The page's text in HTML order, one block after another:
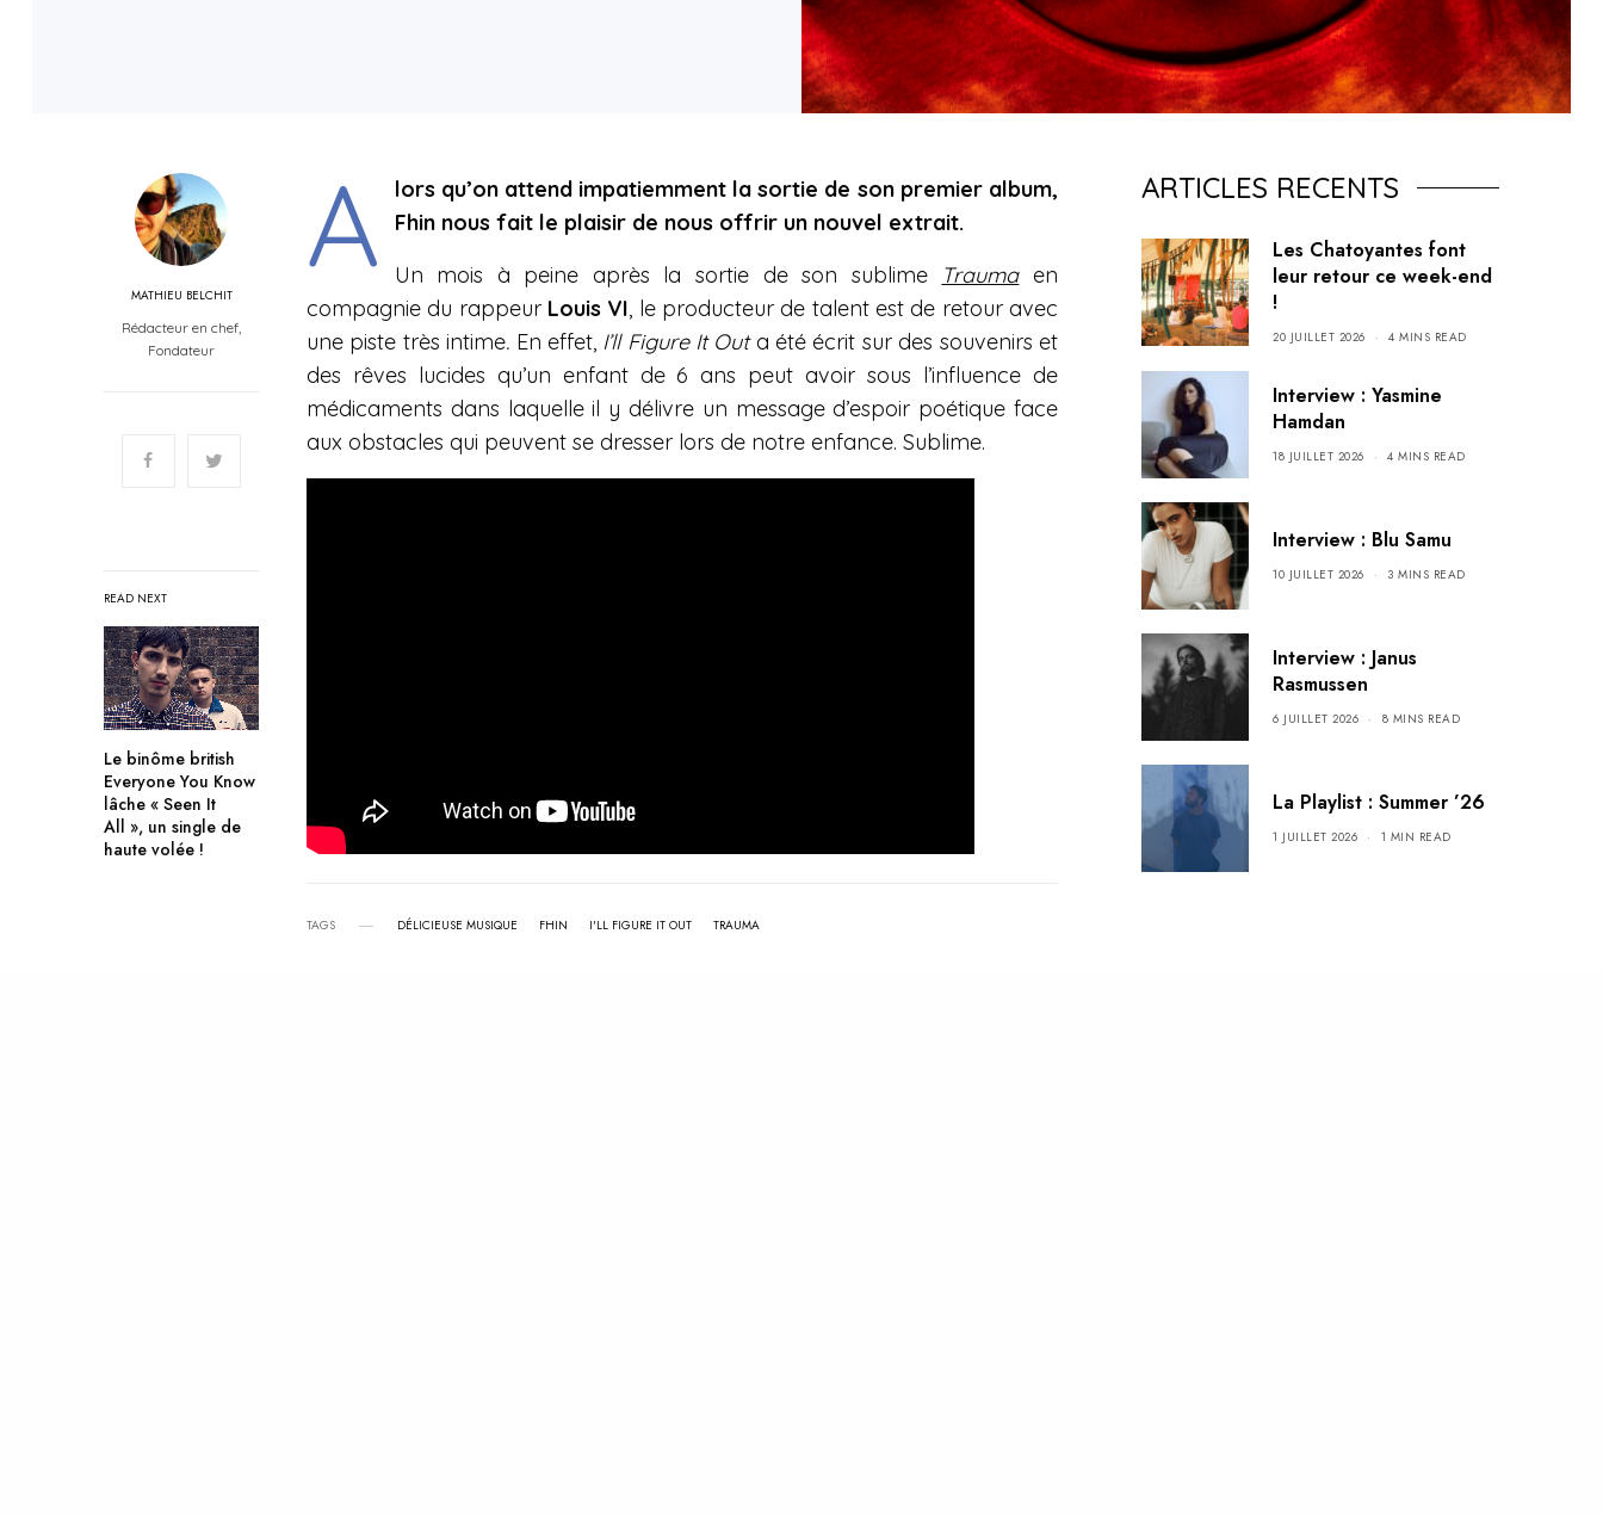
MATHIEU BELCHIT
Rédacteur en chef,
Fondateur
READ NEXT
Le binôme british
Everyone You Know
lâche « Seen It
All », un single de
haute volée !
A
lors qu’on attend impatiemment la sortie de son premier album,
Fhin nous fait le plaisir de nous offrir un nouvel extrait.
Un mois à peine après la sortie de son sublime
Trauma en
compagnie du rappeur Louis VI, le producteur de talent est de retour avec
une piste très intime. En effet, I’ll Figure It Outa été écrit sur des souvenirs et
des rêves lucides qu’un enfant de 6 ans peut avoir sous l’influence de
médicaments dans laquelle il y délivre un message d’espoir poétique face
aux obstacles qui peuvent se dresser lors de notre enfance. Sublime.
TAGS DÉLICIEUSE MUSIQUE FHIN I'LL FIGURE IT OUT TRAUMA
ARTICLES RECENTS
Les Chatoyantes font
leur retour ce week-end
!
20 JUILLET 2026 4 MINS READ
Interview : Yasmine
Hamdan
18 JUILLET 2026 4 MINS READ
Interview : Blu Samu
10 JUILLET 2026 3 MINS READ
Interview : Janus
Rasmussen
6 JUILLET 2026 8 MINS READ
La Playlist : Summer ’26
1 JUILLET 2026 1 MIN READ